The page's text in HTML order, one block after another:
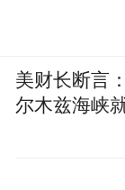
美财长断言
尔木兹海峡